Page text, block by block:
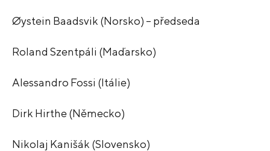
Øystein Baadsvik (Norsko) – předseda
Roland Szentpáli (Maďarsko)
Alessandro Fossi (Itálie)
Dirk Hirthe (Německo)
Nikolaj Kanišák (Slovensko)